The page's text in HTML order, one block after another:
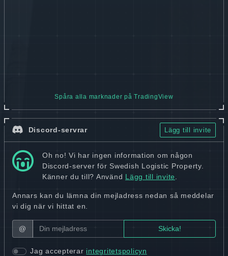
Spåra alla marknader på TradingView
Discord-servrar Lägg till invite
Oh no! Vi har ingen information om någon
Discord-server för Swedish Logistic Property.
Känner du till? Använd Lägg till invite.
Annars kan du lämna din mejladress nedan så meddelar
vi dig när vi hittat en.
@
Jag accepterar integritetspolicyn